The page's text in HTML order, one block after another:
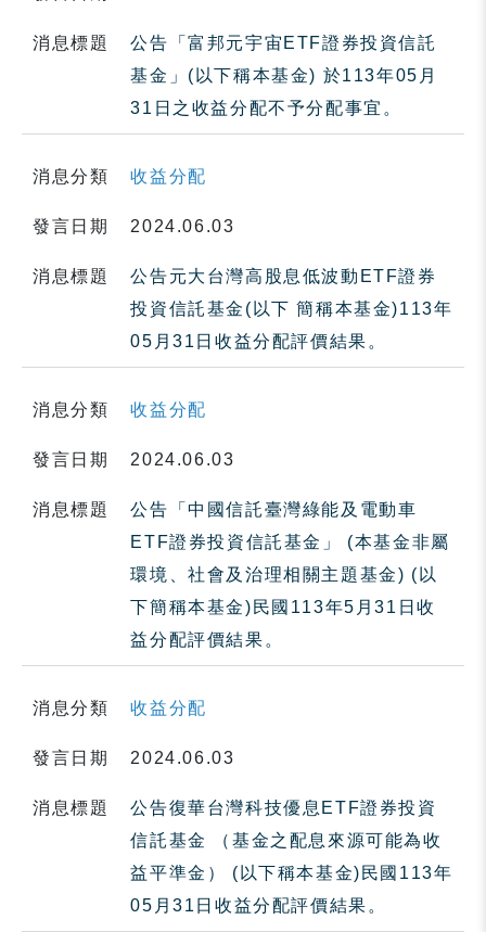
消息標題
公告「富邦元宇宙ETF證券投資信託
基金」(以下稱本基金) 於113年05月
31日之收益分配不予分配事宜。
消息分類 收益分配
發言日期 2024.06.03
消息標題
公告元大台灣高股息低波動ETF證券
投資信託基金(以下 簡稱本基金)113年
05月31日收益分配評價結果。
消息分類 收益分配
發言日期 2024.06.03
消息標題
公告「中國信託臺灣綠能及電動車
ETF證券投資信託基金」 (本基金非屬
環境、社會及治理相關主題基金) (以
下簡稱本基金)民國113年5月31日收
益分配評價結果。
消息分類 收益分配
發言日期 2024.06.03
消息標題
公告復華台灣科技優息ETF證券投資
信託基金 （基金之配息來源可能為收
益平準金） (以下稱本基金)民國113年
05月31日收益分配評價結果。